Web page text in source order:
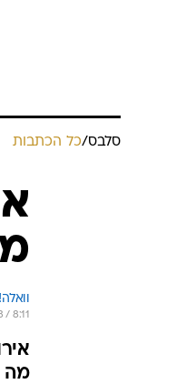
סלבס/כל הכתבות
/ 8:11
מה